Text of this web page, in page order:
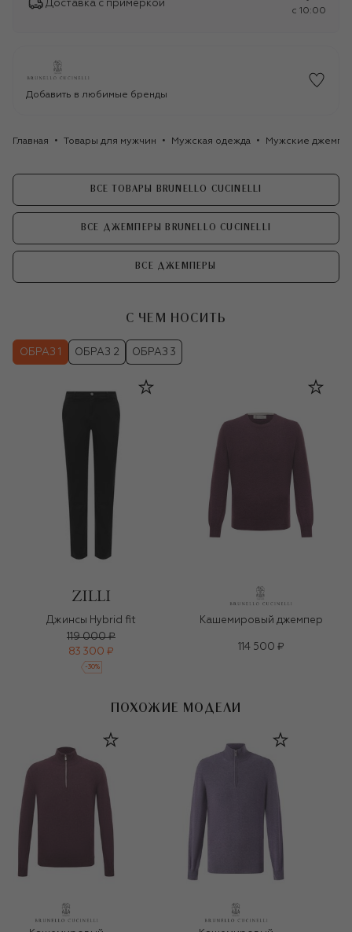
Доставка с примеркой
c 10:00
Добавить в любимые бренды
Главная Товары для мужчин Мужская одежда Мужские
ВСЕ ТОВАРЫ BRUNELLO CUCINELLI
ВСЕ ДЖЕМПЕРЫ BRUNELLO CUCINELLI
ВСЕ ДЖЕМПЕРЫ
С ЧЕМ НОСИТЬ
ОБРАЗ 1 ОБРАЗ 2 ОБРАЗ 3
Джинсы Hybrid fit
119 000 ₽
83 300 ₽
-30%
Кашемировый джемпер
114 500 ₽
ПОХОЖИЕ МОДЕЛИ